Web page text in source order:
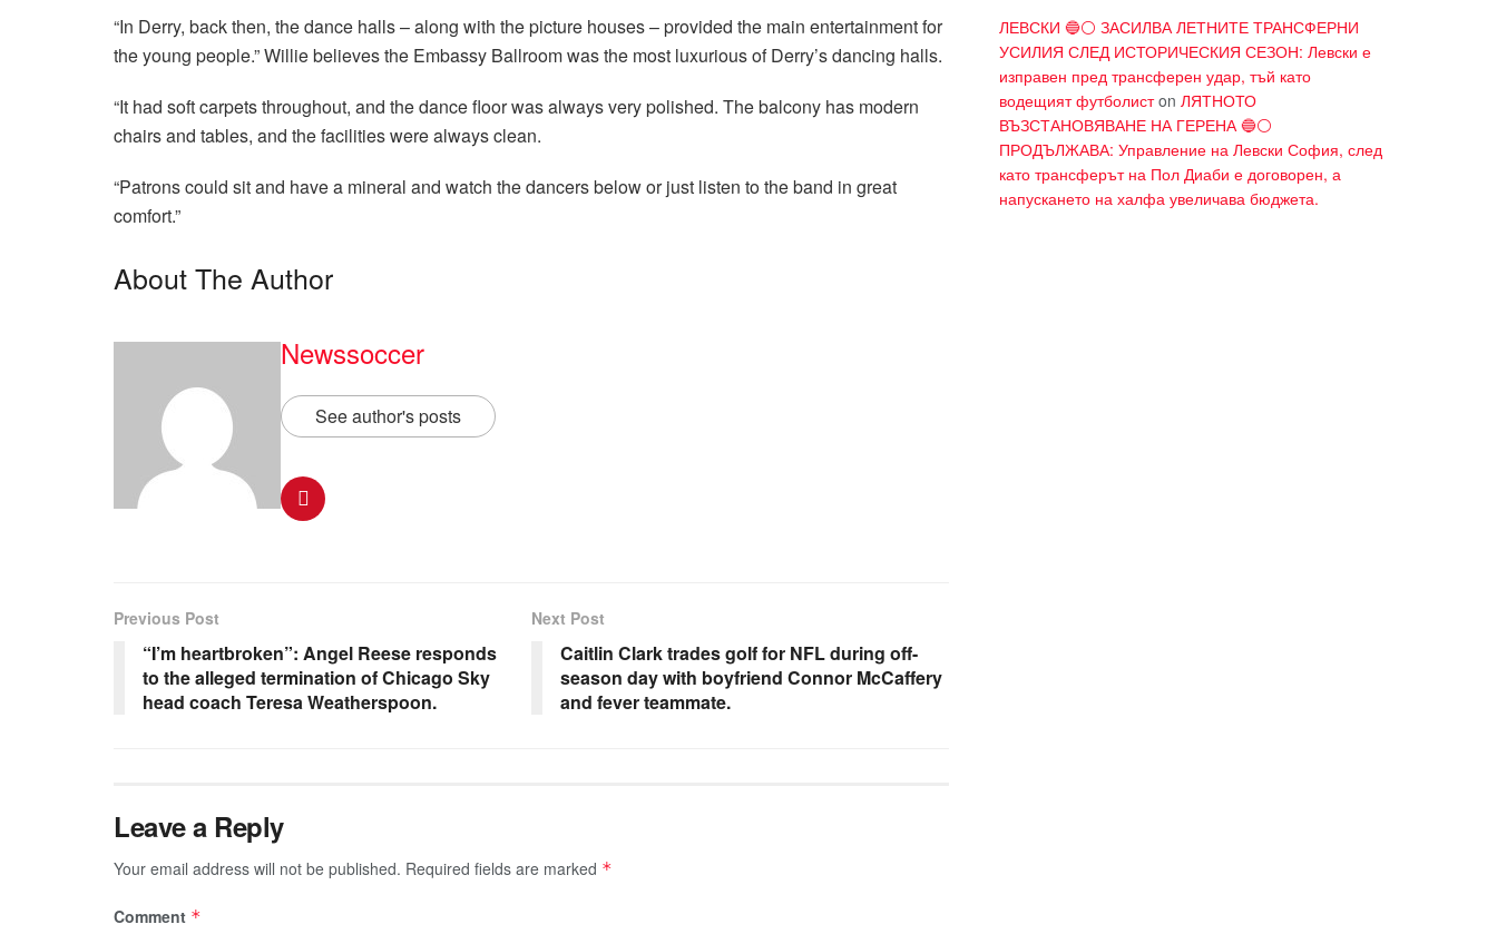
“In Derry, back then, the dance halls – along with the picture houses – provided the main entertainment for
the young people.” Willie believes the Embassy Ballroom was the most luxurious of Derry’s dancing halls.
“It had soft carpets throughout, and the dance floor was always very polished. The balcony has modern
chairs and tables, and the facilities were always clean.
“Patrons could sit and have a mineral and watch the dancers below or just listen to the band in great
comfort.”
About The Author
Newssoccer
See author's posts
Previous Post
“I’m heartbroken”: Angel Reese responds
to the alleged termination of Chicago Sky
head coach Teresa Weatherspoon.
Next Post
Caitlin Clark trades golf for NFL during off-
season day with boyfriend Connor McCaffery
and fever teammate.
Leave a Reply
Your email address will not be published. Required fields are marked *
Comment *
ЛЕВСКИ 🔵⚪ ЗАСИЛВА ЛЕТНИТЕ ТРАНСФЕРНИ
УСИЛИЯ СЛЕД ИСТОРИЧЕСКИЯ СЕЗОН: Левски е
изправен пред трансферен удар, тъй като
водещият футболистon ЛЯТНОТО
ВЪЗСТАНОВЯВАНЕ НА ГЕРЕНА 🔵⚪
ПРОДЪЛЖАВА: Управление на Левски София, след
като трансферът на Пол Диаби е договорен, а
напускането на халфа увеличава бюджета.